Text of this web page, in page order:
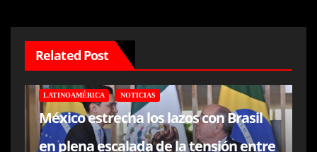
Related Post
LATINOAMÉRICA NOTICIAS
México estrecha los lazos con Brasil
en plena escalada de la tensión entre